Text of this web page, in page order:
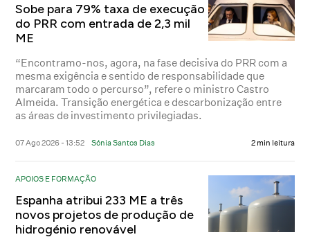
Sobe para 79% taxa de execução
do PRR com entrada de 2,3 mil
ME
“Encontramo-nos, agora, na fase decisiva do PRR com a
mesma exigência e sentido de responsabilidade que
marcaram todo o percurso”, refere o ministro Castro
Almeida. Transição energética e descarbonização entre
as áreas de investimento privilegiadas.
07 Ago 2026 - 13:52 Sónia Santos Dias 2 min leitura
APOIOS E FORMAÇÃO
Espanha atribui 233 ME a três
novos projetos de produção de
hidrogénio renovável